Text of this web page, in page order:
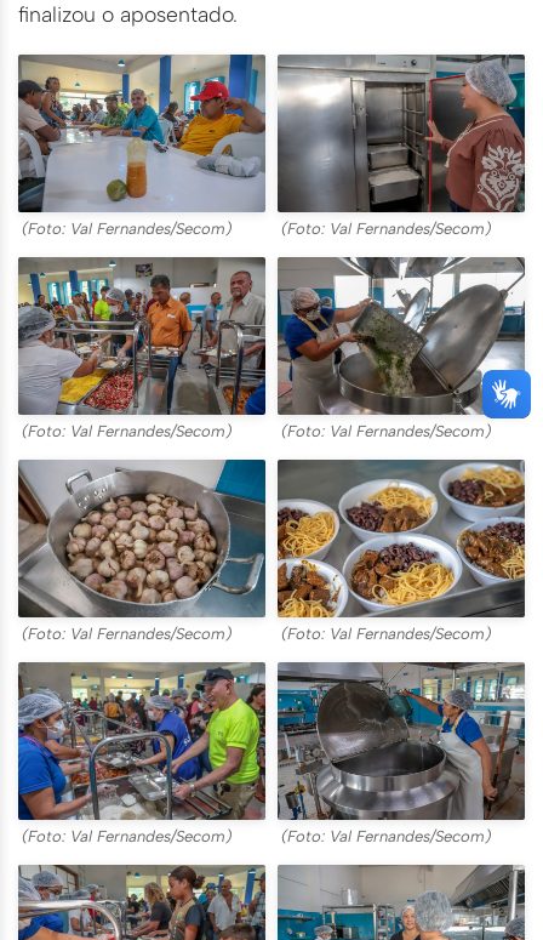
finalizou o aposentado.
(Foto: Val Fernandes/Secom) (Foto: Val Fernandes/Secom)
(Foto: Val Fernandes/Secom) (Foto: Val Fernandes/Secom)
(Foto: Val Fernandes/Secom) (Foto: Val Fernandes/Secom)
(Foto: Val Fernandes/Secom) (Foto: Val Fernandes/Secom)